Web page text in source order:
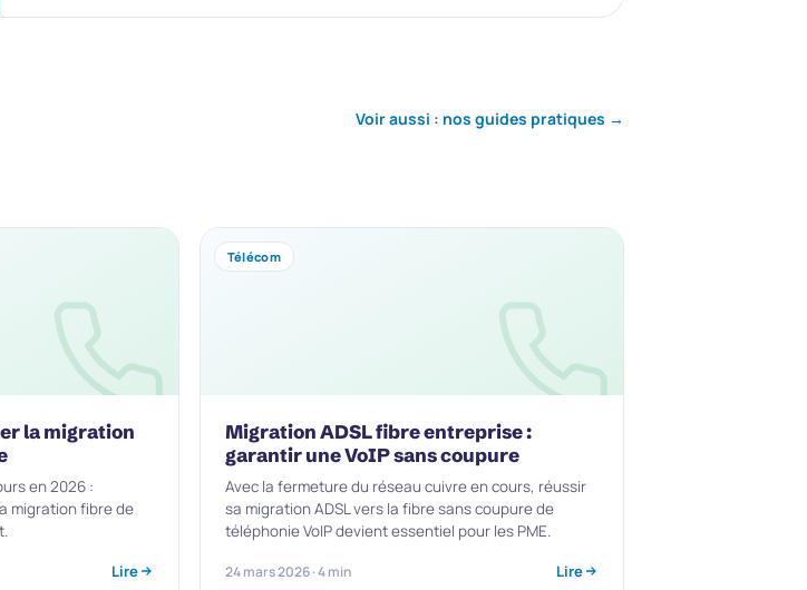
Voir aussi : nos guides pratiques →
la migration
en 2026 :
migration fibre de
Lire
Télécom
Migration ADSL fibre entreprise :
garantir une VoIP sans coupure
Avec la fermeture du réseau cuivre en cours, réussir
sa migration ADSL vers la fibre sans coupure de
téléphonie VoIP devient essentiel pour les PME.
24 mars 2026 · 4 min Lire